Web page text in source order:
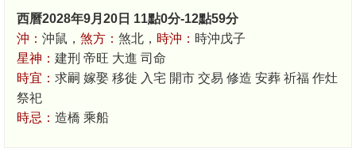
西曆2028年9月20日 11點0分-12點59分
沖： 沖鼠， 煞方： 煞北， 時沖： 時沖戊子
星神： 建刑 帝旺 大進 司命
時宜： 求嗣 嫁娶 移徙 入宅 開市 交易 修造 安葬 祈福 作灶
祭祀
時忌： 造橋 乘船